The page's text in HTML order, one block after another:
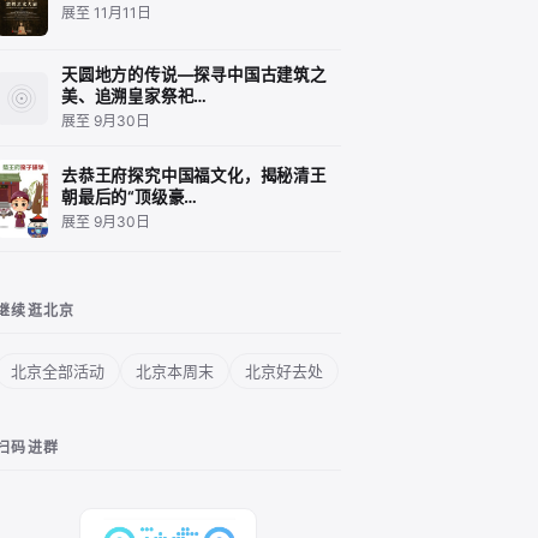
展至 11月11日
天圆地方的传说—探寻中国古建筑之
美、追溯皇家祭祀…
展至 9月30日
去恭王府探究中国福文化，揭秘清王
朝最后的“顶级豪…
展至 9月30日
续逛北京
北京全部活动 北京本周末 北京好去处
码进群